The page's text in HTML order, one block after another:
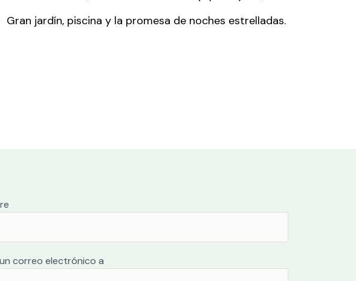
Gran jardín, piscina y la promesa de noches estrelladas.
correo electrónico a